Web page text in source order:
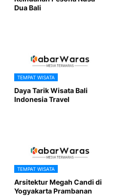
Dua Bali
TEMPAT WISATA
Daya Tarik Wisata Bali
Indonesia Travel
TEMPAT WISATA
Arsitektur Megah Candi di
Yogyakarta Prambanan